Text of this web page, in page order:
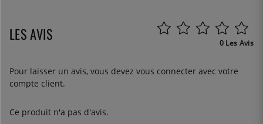
LES AVIS 0 Les Avis
Pour laisser un avis, vous devez vous connecter avec votre
compte client.
Ce produit n'a pas d'avis.